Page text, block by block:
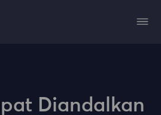
Diandalkan